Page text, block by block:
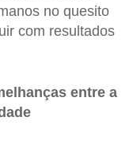
no quesito
com resultados
entre a